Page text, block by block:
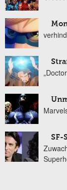
SF-